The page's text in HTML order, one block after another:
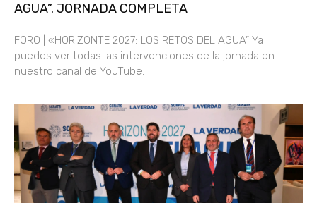
AGUA”. JORNADA COMPLETA
FORO | «HORIZONTE 2027: LOS RETOS DEL AGUA” Ya
puedes ver todas las intervenciones de la jornada en
nuestro canal de YouTube.